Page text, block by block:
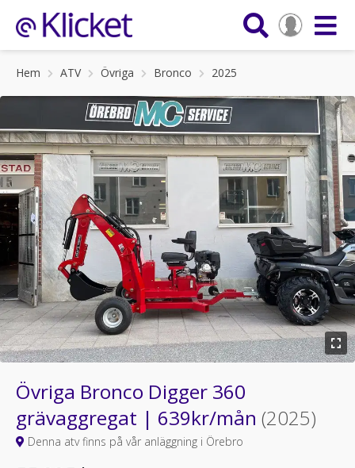
Hem ATV Övriga Bronco 2025
Övriga Bronco Digger 360
grävaggregat | 639kr/mån (2025)
Denna atv finns på vår anläggning i Örebro